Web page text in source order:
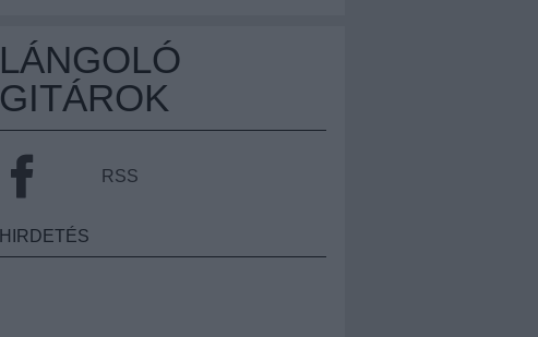
LÁNGOLÓ
GITÁROK
RSS
HIRDETÉS